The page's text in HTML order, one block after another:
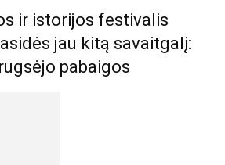
ir istorijos festivalis
jau kitą savaitgalį:
pabaigos